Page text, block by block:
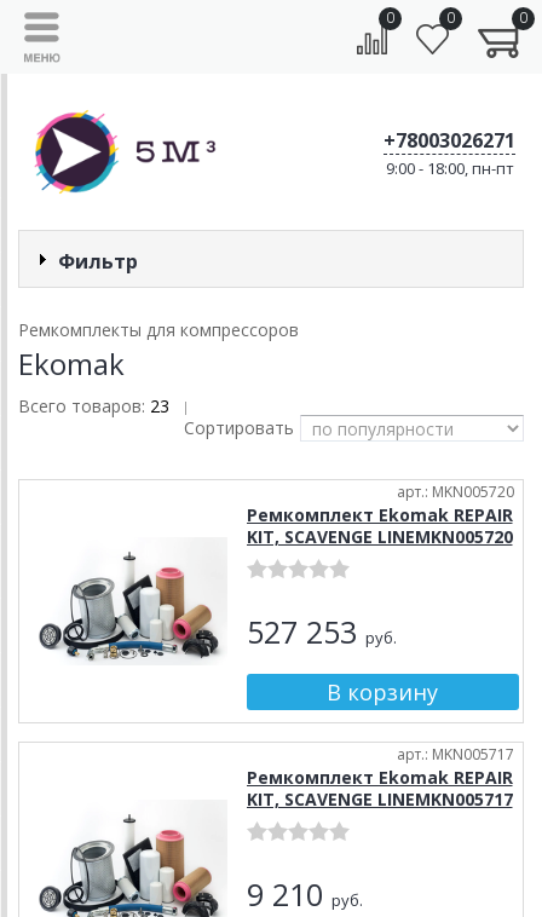
0 0 0
+78003026271
9:00 - 18:00, пн-пт
Фильтр
Ремкомплекты для компрессоров
Ekomak
Всего товаров: 23 |
Сортировать
арт.: MKN005720
Ремкомплект Ekomak REPAIR
KIT, SCAVENGE LINEMKN005720
527 253 руб.
арт.: MKN005717
Ремкомплект Ekomak REPAIR
KIT, SCAVENGE LINEMKN005717
9 210 руб.